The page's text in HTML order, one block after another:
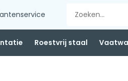
Roestvrij staal